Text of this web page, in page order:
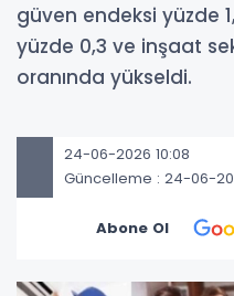
güven endeksi yüzde
yüzde 0,3 ve inşaat
oranında yükseldi.
24-06-2026 10:08
Güncelleme : 24-06-
Abone Ol